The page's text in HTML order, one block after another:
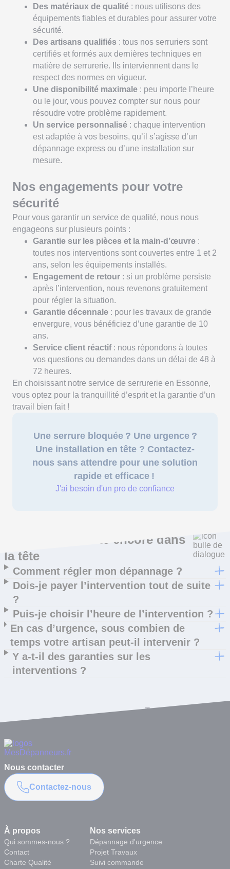
Des matériaux de qualité : nous utilisons des
équipements fiables et durables pour assurer votre
sécurité.
Des artisans qualifiés : tous nos serruriers sont
certifiés et formés aux dernières techniques en
matière de serrurerie. Ils interviennent dans le
respect des normes en vigueur.
Une disponibilité maximale : peu importe l’heure
ou le jour, vous pouvez compter sur nous pour
résoudre votre problème rapidement.
Un service personnalisé : chaque intervention
est adaptée à vos besoins, qu’il s’agisse d’un
dépannage express ou d’une installation sur
mesure.
Nos engagements pour votre
sécurité
Pour vous garantir un service de qualité, nous nous
engageons sur plusieurs points :
Garantie sur les pièces et la main-d’œuvre :
toutes nos interventions sont couvertes entre 1 et 2
ans, selon les équipements installés.
Engagement de retour : si un problème persiste
après l’intervention, nous revenons gratuitement
pour régler la situation.
Garantie décennale : pour les travaux de grande
envergure, vous bénéficiez d’une garantie de 10
ans.
Service client réactif: nous répondons à toutes
vos questions ou demandes dans un délai de 48 à
72 heures.
En choisissant notre service de serrurerie en Essonne,
vous optez pour la tranquillité d’esprit et la garantie d’un
travail bien fait !
Une serrure bloquée ? Une urgence ?
Une installation en tête ? Contactez-
nous sans attendre pour une solution
rapide et efficace !
J'ai besoin d'un pro de confiance
Ce qui vous trotte encore dans
la tête
Comment régler mon dépannage ?
Dois-je payer l’intervention tout de suite
?
Puis-je choisir l’heure de l’intervention ?
En cas d’urgence, sous combien de
temps votre artisan peut-il intervenir ?
Y a-t-il des garanties sur les
interventions ?
Toutes les questions
À propos
Qui sommes-nous ?
Contact
Charte Qualité
Nos services
Dépannage d'urgence
Projet Travaux
Suivi commande
Nous contacter
Contactez-nous